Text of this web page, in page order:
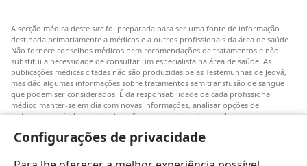
Configurações de privacidade
A secção médica deste site foi preparada para ser uma fonte de informação
destinada primariamente a médicos e a outros profissionais da área de saúde.
Não fornece conselhos médicos nem recomendações de tratamentos e não
substitui a necessidade de consultar um especialista na área de saúde. As
publicações médicas citadas não são produzidas pelas Testemunhas de Jeová,
mas dão algumas informações sobre tratamentos sem transfusão de sangue
que podem ser considerados. É da responsabilidade de cada profissional
médico manter-se em dia com novas informações, analisar opções de
tratamento e ajudar os doentes a fazerem escolhas de acordo com a sua
serão aplicáveis ou aceitáveis para todos os doentes.